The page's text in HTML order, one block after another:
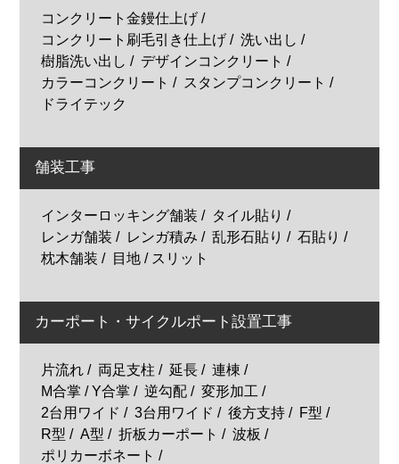
コンクリート金鏝仕上げ
コンクリート刷毛引き仕上げ
洗い出し
樹脂洗い出し
デザインコンクリート
カラーコンクリート
スタンプコンクリート
ドライテック
舗装工事
インターロッキング舗装
タイル貼り
レンガ舗装
レンガ積み 乱形石貼り
石貼り
枕木舗装
目地 / スリット
カーポート・サイクルポート設置工事
片流れ 両足支柱 延長
連棟
M合掌 / Y合掌
逆勾配
変形加工
2台用ワイド
3台用ワイド 後方支持
F型
R型
A型 折板カーポート
波板
ポリカーボネート